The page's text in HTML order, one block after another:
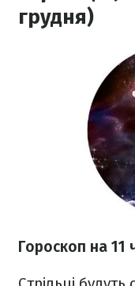
грудня)
Гороскоп на 11